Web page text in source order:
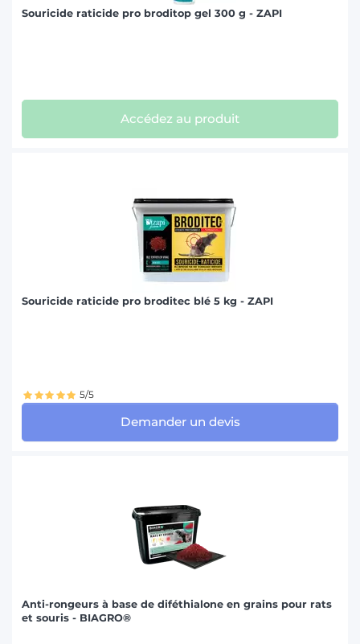
Souricide raticide pro broditop gel 300 g - ZAPI
Accédez au produit
Souricide raticide pro broditec blé 5 kg - ZAPI
5/5
Demander un devis
Anti-rongeurs à base de diféthialone en grains pour rats
et souris - BIAGRO®